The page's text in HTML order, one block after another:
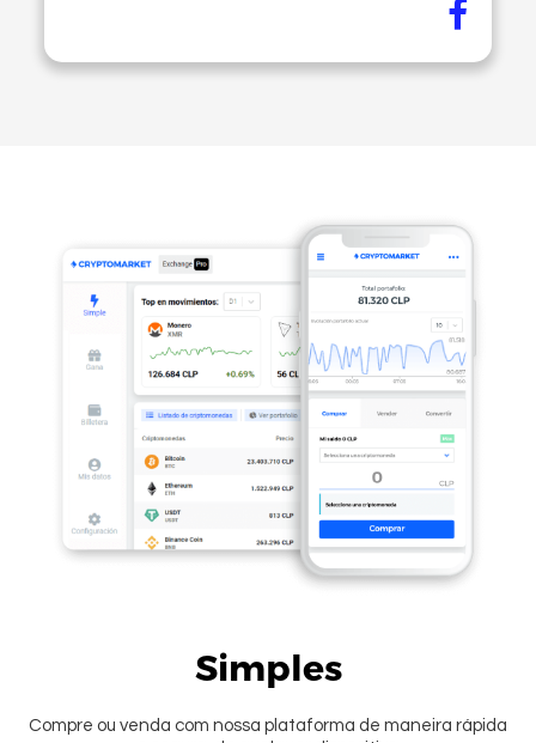
Idioma
Simples
Compre ou venda com nossa plataforma de maneira rápida